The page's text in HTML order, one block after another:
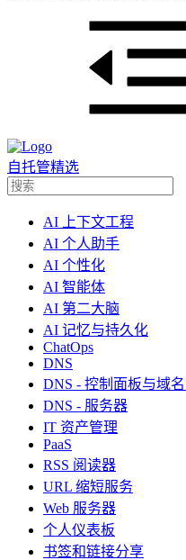
自托管精选
AI 上下文工程
AI 个人助手
AI 个性化
AI 智能体
AI 第二大脑
AI 记忆与持久化
ChatOps
DNS
DNS - 控制面板与域
DNS - 服务器
IT 资产管理
PaaS
RSS 阅读器
URL 缩短服务
Web 服务器
个人仪表板
书签和链接分享